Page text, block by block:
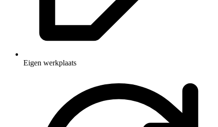
Eigen werkplaats